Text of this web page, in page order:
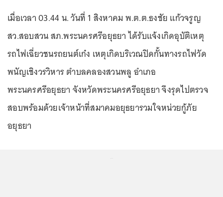
เมื่อเวลา 03.44 น. วันที่ 1 สิงหาคม พ.ต.ต.ธงชัย แก้วจรูญ
สว.สอบสวน สภ.พระนครศรีอยุธยา ได้รับแจ้งเกิดอุบัติเหตุ
รถไฟเฉี่ยวชนรถยนต์เก๋ง เหตุเกิดบริเวณปิดกั้นทางรถไฟวัด
พนัญเชิงวรวิหาร ตำบลคลองสวนพลู อำเภอ
พระนครศรีอยุธยา จังหวัดพระนครศรีอยุธยา จึงรุดไปตรวจ
สอบพร้อมด้วยเจ้าหน้าที่สมาคมอยุธยารวมใจหน่วยกู้ภัย
อยุธยา